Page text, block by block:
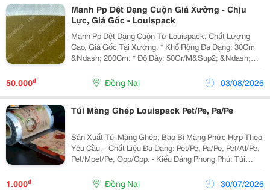
Manh Pp Dệt Dạng Cuộn Giá Xưởng - Chịu
Lực, Giá Gốc - Louispack
Manh Pp Dệt Dạng Cuộn Từ Louispack, Chất Lượng
Cao, Giá Gốc Tại Xưởng. * Khổ Rộng Đa Dạng: 30Cm
&Ndash; 200Cm. * Độ Dày: 50Gr/M&Sup2; &Ndash;
120Gr/M&Sup2;. * Nhiều Loại: Thường, Tráng Pe Chống
Thấm, Ghép Giấy. * Ứng Dụng Rộng Rãi: Đóng Gói Hàng
50.000₫ Đồng Nai 03/08/2026
Túi Màng Ghép Louispack Pet/Pe, Pa/Pe
Sản Xuất Túi Màng Ghép, Bao Bì Màng Phức Hợp Theo
Yêu Cầu. - Chất Liệu Đa Dạng: Pet/Pe, Pa/Pe, Pet/Al/Pe,
Pet/Mpet/Pe, Opp/Cpp. - Kiểu Dáng Phong Phú: Túi
Zipper, Túi Hút Chân Không, Túi 3 Biên, Túi Xếp Hông. -
Ứng Dụng Rộng Rãi Cho Thực Phẩm,...
1.000₫ Đồng Nai 30/07/2026